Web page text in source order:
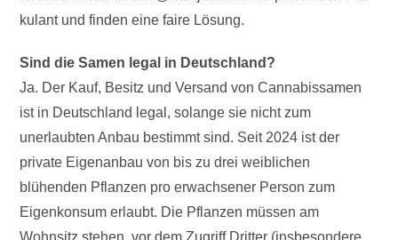
kulant und finden eine faire Lösung.
Sind die Samen legal in Deutschland?
Ja. Der Kauf, Besitz und Versand von Cannabissamen
ist in Deutschland legal, solange sie nicht zum
unerlaubten Anbau bestimmt sind. Seit 2024 ist der
private Eigenanbau von bis zu drei weiblichen
blühenden Pflanzen pro erwachsener Person zum
Eigenkonsum erlaubt. Die Pflanzen müssen am
Wohnsitz stehen, vor dem Zugriff Dritter (insbesondere